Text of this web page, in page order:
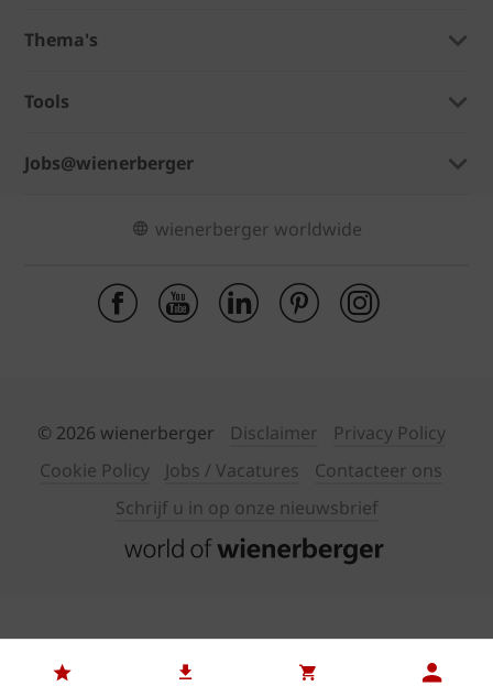
Thema's
Tools
Jobs@wienerberger
wienerberger worldwide
© 2026 wienerberger Disclaimer
Privacy Policy
Cookie Policy
Jobs / Vacatures
Contacteer ons
Schrijf u in op onze nieuwsbrief